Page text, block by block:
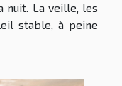
nuit. La veille, les
stable, à peine